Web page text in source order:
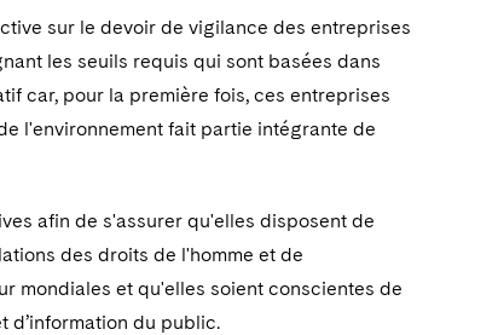
sur le devoir de vigilance des entreprises
les seuils requis qui sont basées dans
car, pour la première fois, ces entreprises
l'environnement fait partie intégrante de
afin de s'assurer qu'elles disposent de
des droits de l'homme et de
mondiales et qu'elles soient conscientes de
d’information du public.